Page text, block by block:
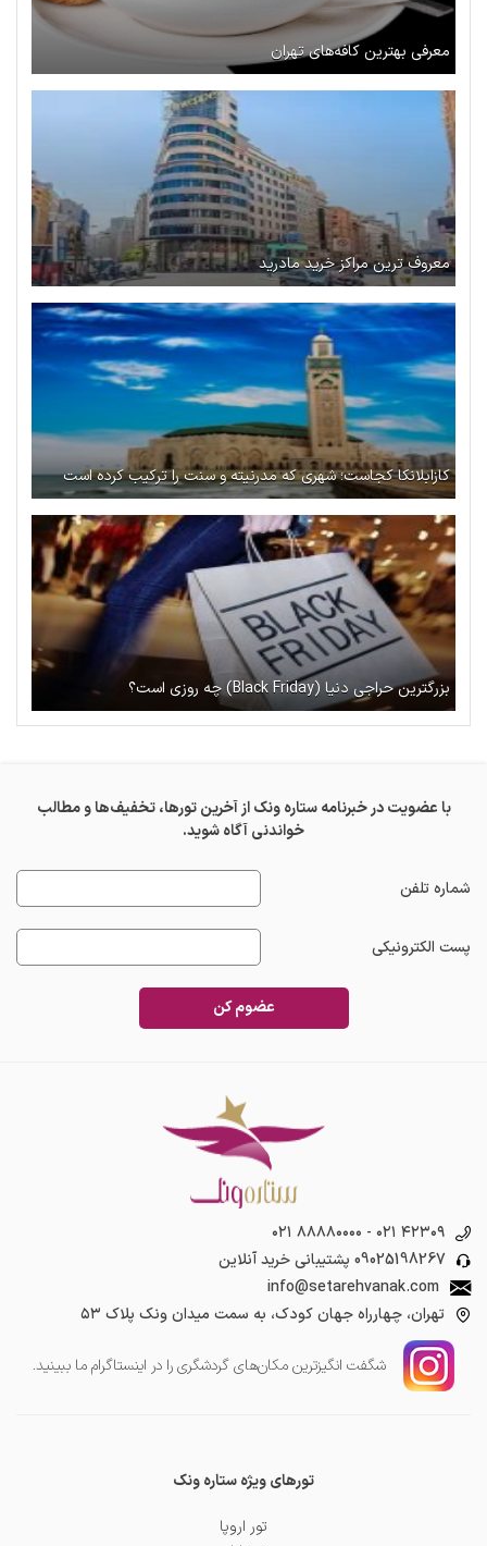
معرفی بهترین کافه‌های تهران
معروف ترین مراکز خرید مادرید
کازابلانکا کجاست؛ شهری که مدرنیته و سنت را ترکیب کرده است
بزرگترین حراجی دنیا (Black Friday) چه روزی است؟
با عضویت در خبرنامه ستاره ونک از آخرین تورها، تخفیف‌ها و مطالب
خواندنی آگاه شوید.
شماره تلفن
پست الکترونیکی
عضوم کن
۰۲۱ ۸۸۸۸۰۰۰۰ - ۰۲۱ ۴۲۳۰۹
09025198267 پشتیبانی خرید آنلاین
info@setarehvanak.com
تهران، چهارراه جهان کودک، به سمت میدان ونک پلاک ۵۳
شگفت انگیز‌ترین مکان‌های گردشگری را در اینستاگرام ما ببینید.
تورهای ویژه ستاره ونک
تور اروپا